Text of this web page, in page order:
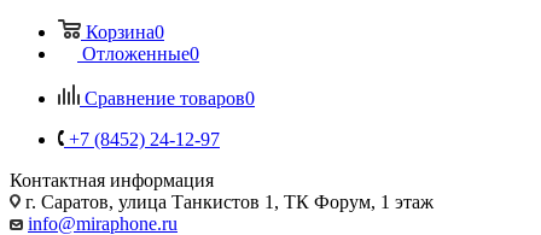
Корзина0
Отложенные0
Сравнение товаров0
+7 (8452) 24-12-97
Контактная информация
г. Саратов, улица Танкистов 1, ТК Форум, 1 этаж
info@miraphone.ru